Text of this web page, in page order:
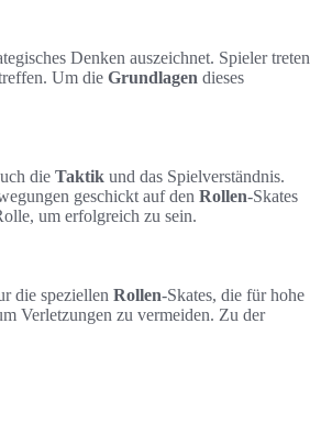
Denken auszeichnet. Spieler treten
Um die Grundlagen dieses
die Taktik und das Spielverständnis.
geschickt auf den Rollen-Skates
um erfolgreich zu sein.
die speziellen Rollen-Skates, die für hohe
Verletzungen zu vermeiden. Zu der